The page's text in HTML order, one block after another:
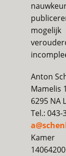
Anton
Mamelis
6295 NA
Tel.: 043-
Kamer
14064200